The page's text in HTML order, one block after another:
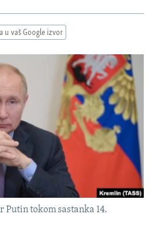
u vaš Google izvor
tokom sastanka 14.